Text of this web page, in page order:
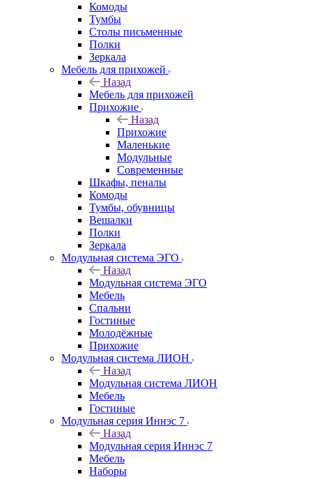
Комоды
Тумбы
Столы письменные
Полки
Зеркала
Мебель для прихожей
Назад
Мебель для прихожей
Прихожие
Назад
Прихожие
Маленькие
Модульные
Современные
Шкафы, пеналы
Комоды
Тумбы, обувницы
Вешалки
Полки
Зеркала
Модульная система ЭГО
Назад
Модульная система ЭГО
Мебель
Спальни
Гостиные
Молодёжные
Прихожие
Модульная система ЛИОН
Назад
Модульная система ЛИОН
Мебель
Гостиные
Модульная серия Иннэс 7
Назад
Модульная серия Иннэс 7
Мебель
Наборы